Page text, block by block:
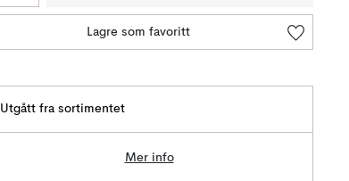
Lagre som favoritt
Utgått fra sortimentet
Mer info